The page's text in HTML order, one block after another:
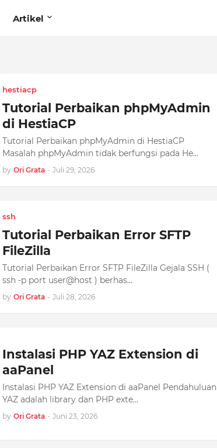
Artikel
hestiacp
Tutorial Perbaikan phpMyAdmin
di HestiaCP
Tutorial Perbaikan phpMyAdmin di HestiaCP
Masalah phpMyAdmin tidak berfungsi pada He…
by Ori Grata - Juli 29, 2026
ssh
Tutorial Perbaikan Error SFTP
FileZilla
Tutorial Perbaikan Error SFTP FileZilla Gejala SSH (
ssh -p port user@host ) berhas…
by Ori Grata - Juli 28, 2026
Instalasi PHP YAZ Extension di
aaPanel
Instalasi PHP YAZ Extension di aaPanel Pendahuluan
YAZ adalah library dan PHP exte…
by Ori Grata - Juni 23, 2026